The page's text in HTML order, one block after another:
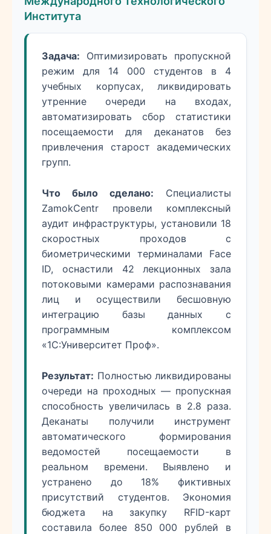
Института
Задача: Оптимизировать пропускной
режим для 14 000 студентов в 4
учебных корпусах, ликвидировать
утренние очереди на входах,
автоматизировать сбор статистики
посещаемости для деканатов без
привлечения старост академических
групп.
Что было сделано: Специалисты
ZamokCentr провели комплексный
аудит инфраструктуры, установили 18
скоростных проходов с
биометрическими терминалами Face
ID, оснастили 42 лекционных зала
потоковыми камерами распознавания
лиц и осуществили бесшовную
интеграцию базы данных с
программным комплексом
«1С:Университет Проф».
Результат: Полностью ликвидированы
очереди на проходных — пропускная
способность увеличилась в 2.8 раза.
Деканаты получили инструмент
автоматического формирования
ведомостей посещаемости в
реальном времени. Выявлено и
устранено до 18% фиктивных
присутствий студентов. Экономия
бюджета на закупку RFID-карт
составила более 850 000 рублей в